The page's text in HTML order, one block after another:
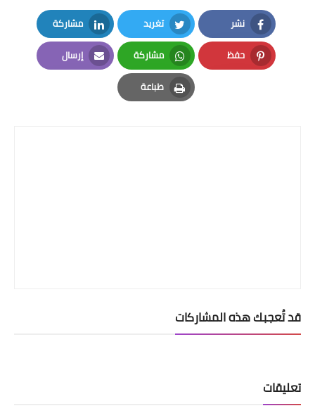
نشر
Facebook
تغريد
Twitter
مشاركة
LinkedIn
حفظ
Pinterest
مشاركة
Whatsapp
إرسال
Email
طباعة
Print
قد تُعجبك هذه المشاركات
تعليقات